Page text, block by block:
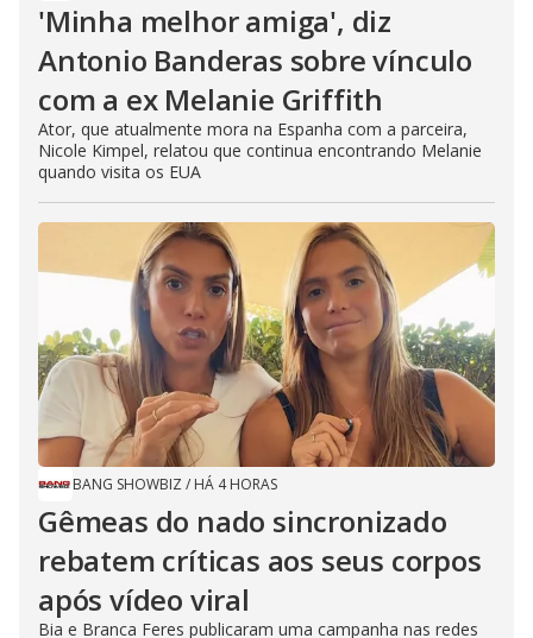
'Minha melhor amiga', diz
Antonio Banderas sobre vínculo
com a ex Melanie Griffith
Ator, que atualmente mora na Espanha com a parceira,
Nicole Kimpel, relatou que continua encontrando Melanie
quando visita os EUA
BANG SHOWBIZ / HÁ 4 HORAS
Gêmeas do nado sincronizado
rebatem críticas ​a​os seus corpos
após vídeo viral
Bia e Branca Feres publicaram uma campanha nas redes